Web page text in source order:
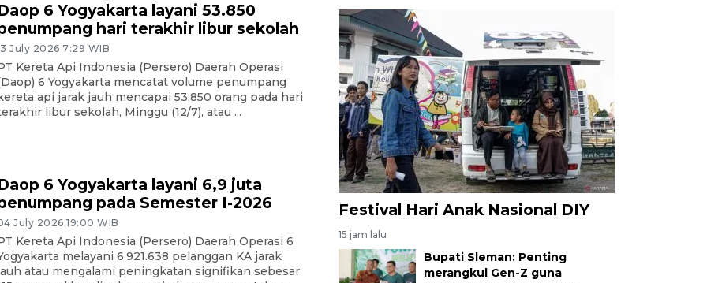
6 Yogyakarta layani 53.850
hari terakhir libur sekolah
July 2026 7:29 WIB
Kereta Api Indonesia (Persero) Daerah Operasi
6 Yogyakarta mencatat volume penumpang
api jarak jauh mencapai 53.850 orang pada hari
libur sekolah, Minggu (12/7), atau ...
6 Yogyakarta layani 6,9 juta
pada Semester I-2026
July 2026 19:00 WIB
Kereta Api Indonesia (Persero) Daerah Operasi 6
melayani 6.921.638 pelanggan KA jarak
atau mengalami peningkatan signifikan sebesar
Festival Hari Anak Nasional DIY
15 jam lalu
Bupati Sleman: Penting
merangkul Gen-Z guna